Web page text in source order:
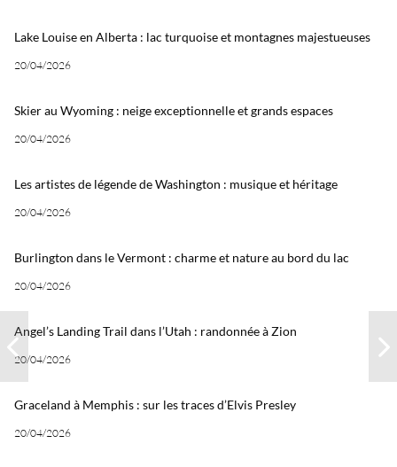
Lake Louise en Alberta : lac turquoise et montagnes majestueuses
20/04/2026
Skier au Wyoming : neige exceptionnelle et grands espaces
20/04/2026
Les artistes de légende de Washington : musique et héritage
20/04/2026
Burlington dans le Vermont : charme et nature au bord du lac
20/04/2026
Angel’s Landing Trail dans l’Utah : randonnée à Zion
20/04/2026
Graceland à Memphis : sur les traces d’Elvis Presley
20/04/2026